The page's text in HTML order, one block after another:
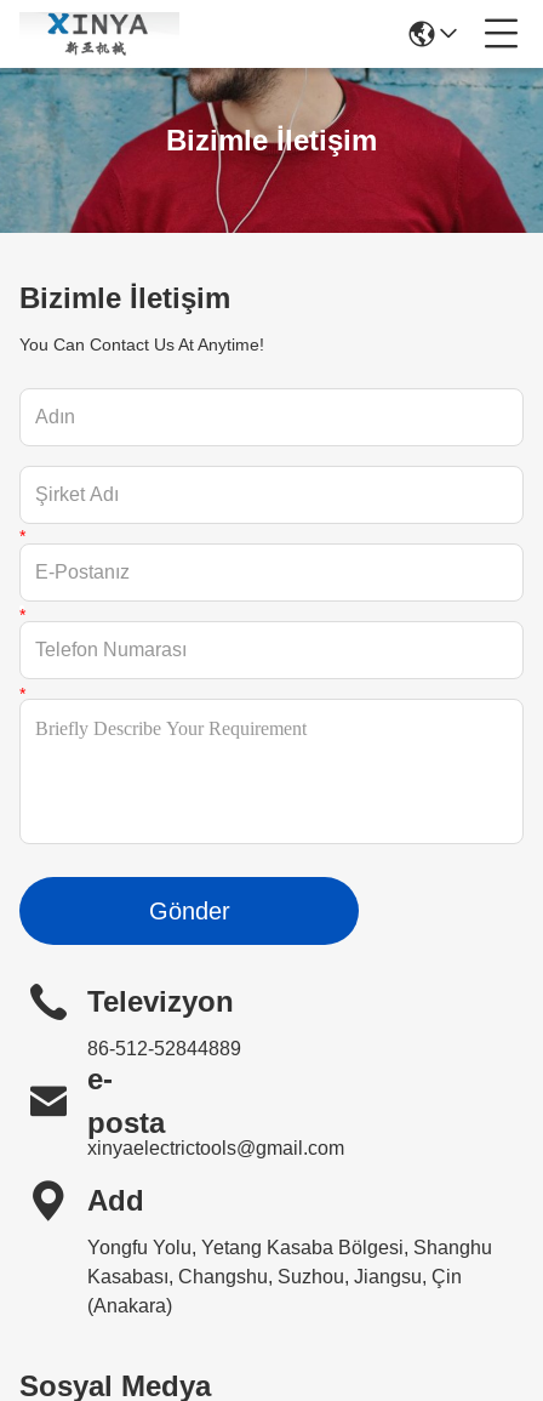
Bizimle İletişim
Bizimle İletişim
You Can Contact Us At Anytime!
Gönder
Televizyon
86-512-52844889

e-
posta
xinyaelectrictools@gmail.com
 Add
Yongfu Yolu, Yetang Kasaba Bölgesi, Shanghu
Kasabası, Changshu, Suzhou, Jiangsu, Çin
(Anakara)
Sosyal Medya